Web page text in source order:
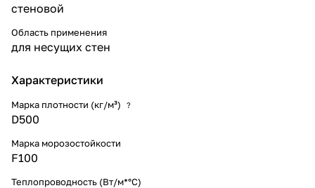
стеновой
Область применения
для несущих стен
Характеристики
Марка плотности (кг/м³) ?
D500
Марка морозостойкости
F100
Теплопроводность (Вт/м*°С)